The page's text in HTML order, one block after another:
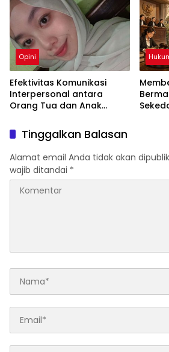
Opini
Efektivitas Komunikasi
Interpersonal antara
Orang Tua dan Anak
Keharmonisan Keluarga
Tinggalkan Balasan
Alamat email Anda tidak akan
wajib ditandai *